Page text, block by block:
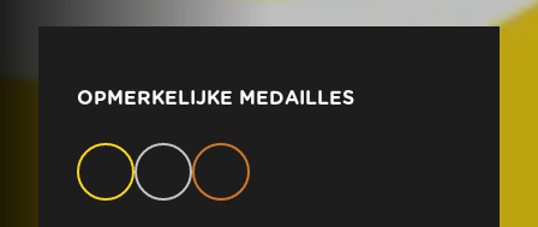
OPMERKELIJKE MEDAILLES